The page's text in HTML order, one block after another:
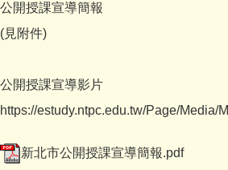
英語日活動專區
公開授課宣導簡報
(見附件)
公開授課宣導影片
https://estudy.ntpc.edu.tw/Page/Media/
新北市公開授課宣導簡報.pdf